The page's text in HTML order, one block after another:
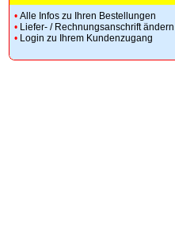
• Alle Infos zu Ihren Bestellungen
• Liefer- / Rechnungsanschrift ändern
• Login zu Ihrem Kundenzugang